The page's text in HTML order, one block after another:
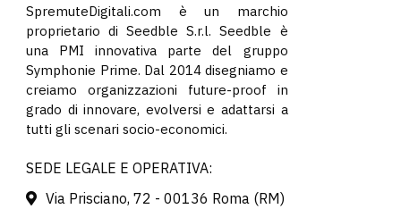
SpremuteDigitali.com è un marchio
proprietario di Seedble S.r.l. Seedble è
una PMI innovativa parte del gruppo
Symphonie Prime. Dal 2014 disegniamo e
creiamo organizzazioni future-proof in
grado di innovare, evolversi e adattarsi a
tutti gli scenari socio-economici.
SEDE LEGALE E OPERATIVA:
Via Prisciano, 72 - 00136 Roma (RM)